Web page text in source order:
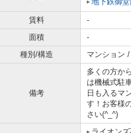
賃料 -
面積
-
種別/構造
マンション
備考
多くの方か
は機械式駐
日も入るマ
す！お客様
さい(^_^)